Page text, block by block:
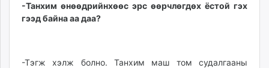
-Танхим өнөөдрийнхөөс эрс өөрчлөгдөх ёстой гэх
гээд байна аа даа?
-Тэгж хэлж болно. Танхим маш том судалгааны